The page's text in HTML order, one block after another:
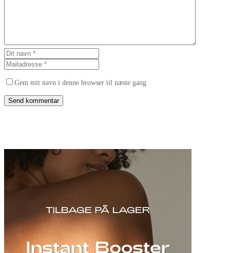
Gem mit navn i denne browser til næste gang